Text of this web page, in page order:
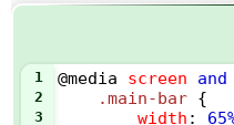
1 @media screen and
2 .main-bar {
3 width :